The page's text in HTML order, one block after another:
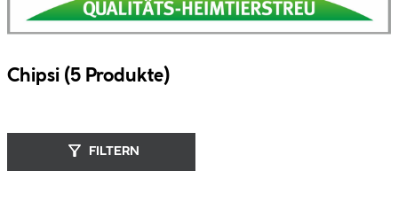
Chipsi (5 Produkte)
FILTERN